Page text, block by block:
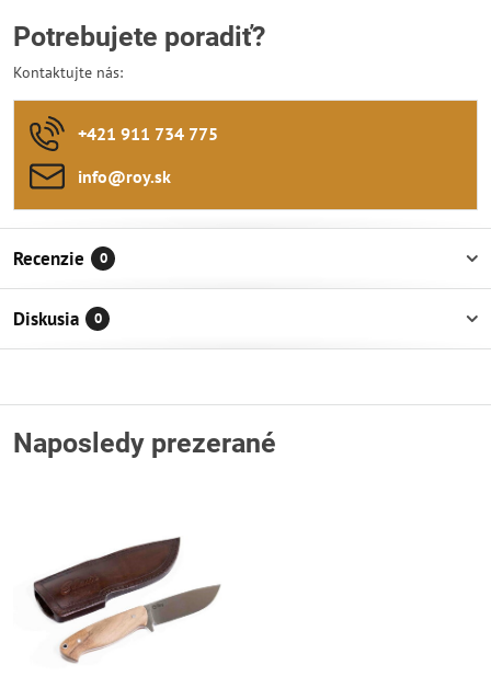
Potrebujete poradiť?
Kontaktujte nás:
+421 911 734 775
info​@roy​.sk
Recenzie 0
Diskusia 0
Naposledy prezerané